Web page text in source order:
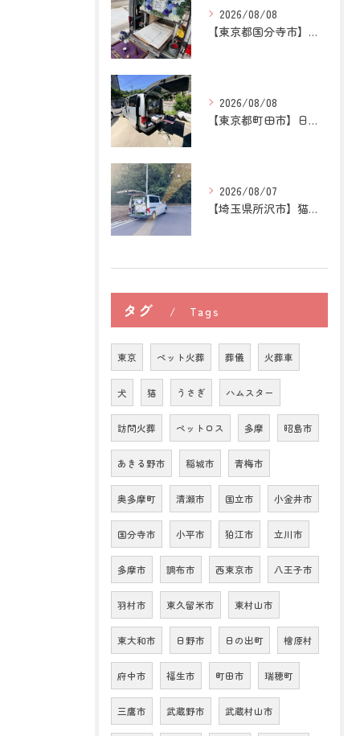
2026/08/08
【東京都国分寺市】うさぎの訪問ペット火葬｜牧草を替える時間が...
2026/08/08
【東京都町田市】日本スピッツの訪問ペット火葬｜愛犬との穏やか...
2026/08/07
【埼玉県所沢市】猫の訪問ペット火葬｜お気に入りの場所に姿がな...
タグ Tags
東京 ペット火葬 葬儀 火葬車
犬 猫 うさぎ ハムスター
訪問火葬 ペットロス 多摩 昭島市
あきる野市 稲城市 青梅市
奥多摩町 清瀬市 国立市 小金井市
国分寺市 小平市 狛江市 立川市
多摩市 調布市 西東京市 八王子市
羽村市 東久留米市 東村山市
東大和市 日野市 日の出町 檜原村
府中市 福生市 町田市 瑞穂町
三鷹市 武蔵野市 武蔵村山市